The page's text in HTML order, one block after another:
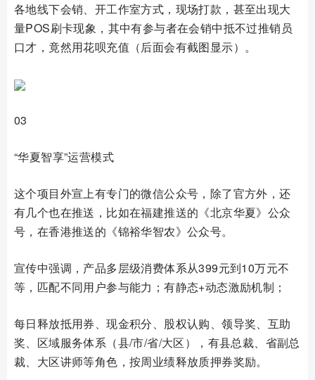
各地线下会销、开工作室方式，现场打款，甚至出现大
量POS刷卡现象，其中有参与者在会销中抵不过推销员
口才，竟然用花呗充值（后面会有截图显示）。
03
“华夏智享”运营模式
这个项目外宣上有专门的微信公众号，除了官方外，还
有几个也在推送，比如在福建推送的《北京华夏》公众
号，在香港推送的《锦裕华智农》公众号。
宣传中强调，产品多层级消费体系从399元到10万元不
等，匹配不同用户参与能力；有静态+动态激励机制；
每日释放抵用券、现金积分、股权认购、领导奖、互助
奖、区域服务体系（县/市/省/大区），有县总裁、省副总
裁、大区讲师等角色，按周业绩释放质押券奖励。